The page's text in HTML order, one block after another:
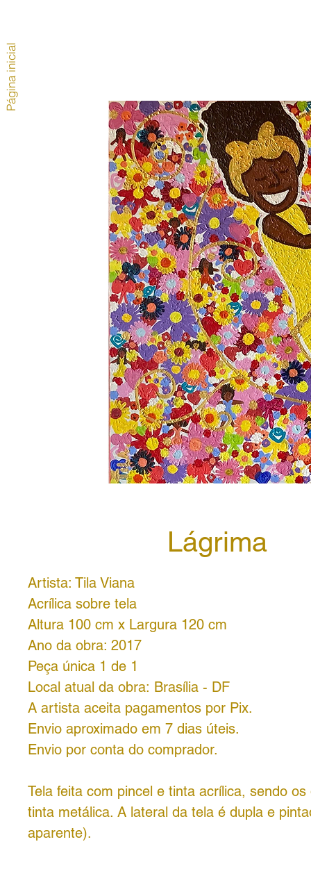
Lágrima
Artista: Tila Viana
Acrílica sobre tela
Altura 100 cm x Largura 120 cm
Ano da obra: 2017
Peça única 1 de 1
Local atual da obra: Brasília - DF
A artista aceita pagamentos por Pix.
Envio aproximado em 7 dias úteis.
Envio por conta do comprador.
Tela feita com pincel e tinta acrílica, sendo
tinta metálica. A lateral da tela é dupla e
aparente).
Página inicial